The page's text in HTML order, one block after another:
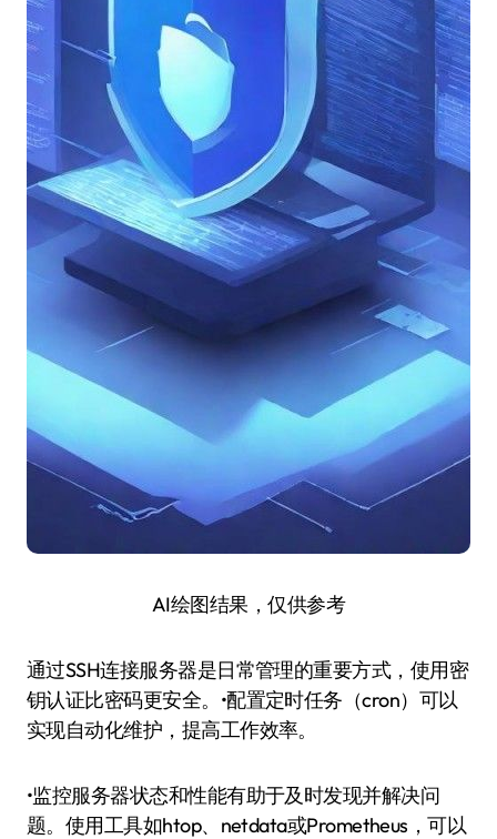
AI绘图结果，仅供参考
通过SSH连接服务器是日常管理的重要方式，使用密
钥认证比密码更安全。•配置定时任务（cron）可以
实现自动化维护，提高工作效率。
•监控服务器状态和性能有助于及时发现并解决问
题。使用工具如htop、netdata或Prometheus，可以